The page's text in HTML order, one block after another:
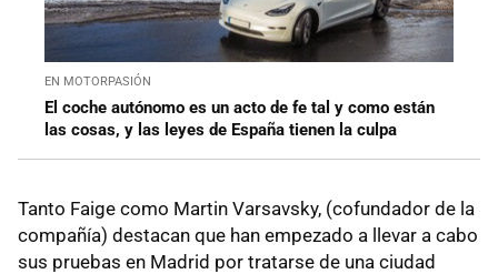
EN MOTORPASIÓN
El coche autónomo es un acto de fe tal y como están
las cosas, y las leyes de España tienen la culpa
Tanto Faige como Martin Varsavsky, (cofundador de la
compañía) destacan que han empezado a llevar a cabo
sus pruebas en Madrid por tratarse de una ciudad